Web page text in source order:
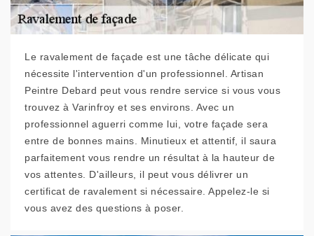
Le ravalement de façade est une tâche délicate qui
nécessite l'intervention d'un professionnel. Artisan
Peintre Debard peut vous rendre service si vous vous
trouvez à Varinfroy et ses environs. Avec un
professionnel aguerri comme lui, votre façade sera
entre de bonnes mains. Minutieux et attentif, il saura
parfaitement vous rendre un résultat à la hauteur de
vos attentes. D'ailleurs, il peut vous délivrer un
certificat de ravalement si nécessaire. Appelez-le si
vous avez des questions à poser.